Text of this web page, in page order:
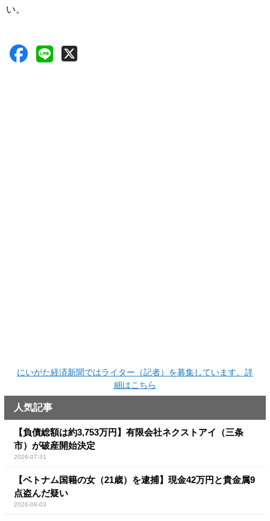
い。
にいがた経済新聞ではライター（記者）を募集しています。詳
細はこちら
人気記事
【負債総額は約3,753万円】有限会社ネクストアイ（三条
市）が破産開始決定
2026-07-31
【ベトナム国籍の女（21歳）を逮捕】現金42万円と貴金属9
点盗んだ疑い
2026-08-03